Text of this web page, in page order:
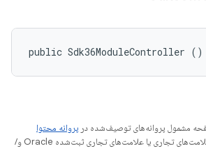
public Sdk36ModuleController ()
مشمول پروانه‌های توصیف‌شده در پروانه محتوا
هستند. جاوا و OpenJDK علامت‌های تجاری یا علامت‌های تجاری ثبت‌شده Oracle و/